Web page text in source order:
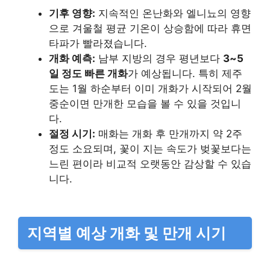
기후 영향: 지속적인 온난화와 엘니뇨의 영향
으로 겨울철 평균 기온이 상승함에 따라 휴면
타파가 빨라졌습니다.
개화 예측: 남부 지방의 경우 평년보다 3~5
일 정도 빠른 개화가 예상됩니다. 특히 제주
도는 1월 하순부터 이미 개화가 시작되어 2월
중순이면 만개한 모습을 볼 수 있을 것입니
다.
절정 시기: 매화는 개화 후 만개까지 약 2주
정도 소요되며, 꽃이 지는 속도가 벚꽃보다는
느린 편이라 비교적 오랫동안 감상할 수 있습
니다.
지역별 예상 개화 및 만개 시기